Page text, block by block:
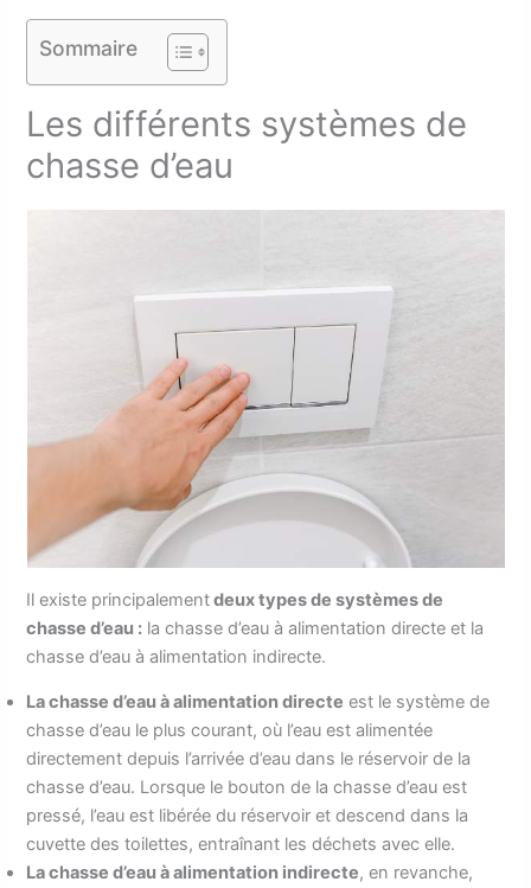
Sommaire
Les différents systèmes de
chasse d’eau
Il existe principalementdeux types de systèmes de
chasse d’eau : la chasse d’eau à alimentation directe et la
chasse d’eau à alimentation indirecte.
La chasse d’eau à alimentation directe est le système de
chasse d’eau le plus courant, où l’eau est alimentée
directement depuis l’arrivée d’eau dans le réservoir de la
chasse d’eau. Lorsque le bouton de la chasse d’eau est
pressé, l’eau est libérée du réservoir et descend dans la
cuvette des toilettes, entraînant les déchets avec elle.
La chasse d’eau à alimentation indirecte, en revanche,